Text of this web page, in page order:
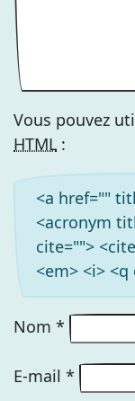
Vous pouvez
HTML :
<a href=""
<acronym
cite="">
<em> <i>
Nom *
E-mail *